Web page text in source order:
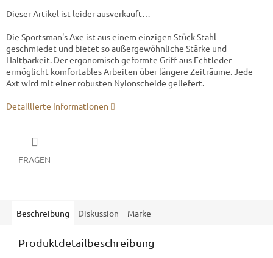
Dieser Artikel ist leider ausverkauft…
Die Sportsman's Axe ist aus einem einzigen Stück Stahl
geschmiedet und bietet so außergewöhnliche Stärke und
Haltbarkeit. Der ergonomisch geformte Griff aus Echtleder
ermöglicht komfortables Arbeiten über längere Zeiträume. Jede
Axt wird mit einer robusten Nylonscheide geliefert.
Detaillierte Informationen
FRAGEN
Beschreibung Diskussion Marke
Produktdetailbeschreibung